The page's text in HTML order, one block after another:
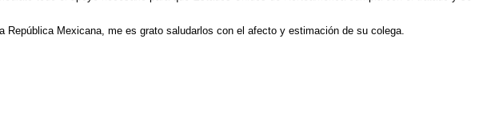
Mexicana, me es grato saludarlos con el afecto y estimación de su colega.